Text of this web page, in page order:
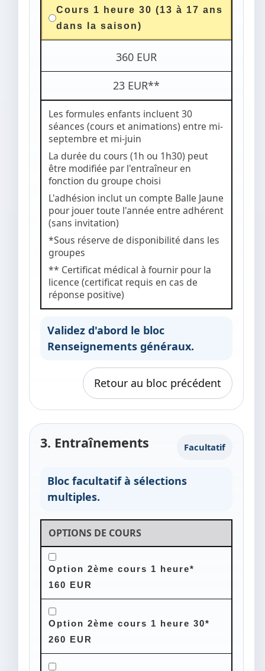
Cours 1 heure 30 (13 à 17 ans
dans la saison)
360 EUR
23 EUR**
Les formules enfants incluent 30
séances (cours et animations) entre mi-
septembre et mi-juin
La durée du cours (1h ou 1h30) peut
être modifiée par l'entraîneur en
fonction du groupe choisi
L'adhésion inclut un compte Balle Jaune
pour jouer toute l'année entre adhérent
(sans invitation)
*Sous réserve de disponibilité dans les
groupes
** Certificat médical à fournir pour la
licence (certificat requis en cas de
réponse positive)
Validez d'abord le bloc
Renseignements généraux.
Retour au bloc précédent
3. Entraînements Facultatif
Bloc facultatif à sélections
multiples.
OPTIONS DE COURS
Option 2ème cours 1 heure*
160 EUR
Option 2ème cours 1 heure 30*
260 EUR